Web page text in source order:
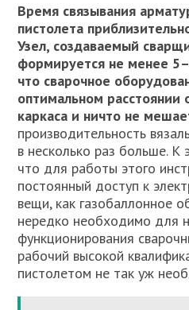
Время связывания
пистолета
Узел, создаваемый
формируется не менее
что сварочное
оптимальном расстоянии
каркаса и ничто не
производительность
в несколько раз больше. К
что для работы этого
постоянный доступ к
вещи, как газобаллонное
нередко необходимо для
функционирования
рабочий высокой
пистолетом не так уж